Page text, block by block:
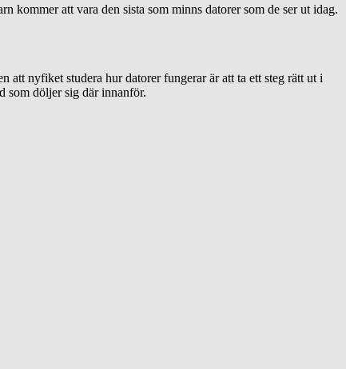
kommer att vara den sista som minns datorer som de ser ut idag.
att nyfiket studera hur datorer fungerar är att ta ett steg rätt ut i
som döljer sig där innanför.